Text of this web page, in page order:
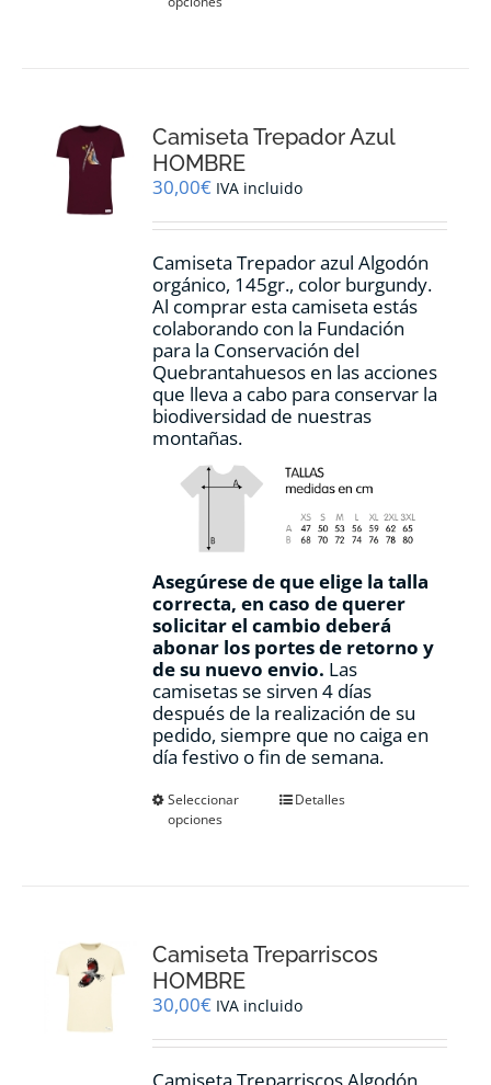
se
elegir
en
la
de
producto
Camiseta Trepador Azul
HOMBRE
30,00€ IVA incluido
Camiseta Trepador azul Algodón
orgánico, 145gr., color burgundy.
Al comprar esta camiseta estás
colaborando con la Fundación
para la Conservación del
Quebrantahuesos en las acciones
que lleva a cabo para conservar la
biodiversidad de nuestras
montañas.
Asegúrese de que elige la talla
correcta, en caso de querer
solicitar el cambio deberá
abonar los portes de retorno y
de su nuevo envio. Las
camisetas se sirven 4 días
después de la realización de su
pedido, siempre que no caiga en
día festivo o fin de semana.
Seleccionar
opciones
Este
se
elegir
en
la
Detalles
Camiseta Treparriscos
HOMBRE
30,00€ IVA incluido
Camiseta Treparriscos Algodón